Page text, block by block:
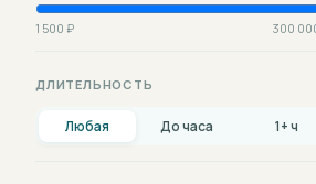
1 500 ₽ 300
ДЛИТЕЛЬНОСТЬ
Любая До часа 1+ ч